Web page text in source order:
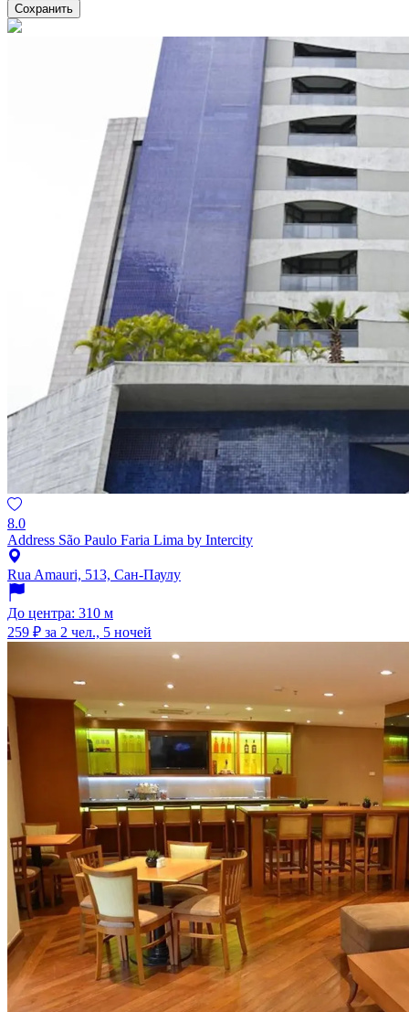
Сохранить
8.0
Address São Paulo Faria Lima by Intercity
Rua Amauri, 513, Сан-Паулу
До центра: 310 м
259 ₽ за 2 чел., 5 ночей